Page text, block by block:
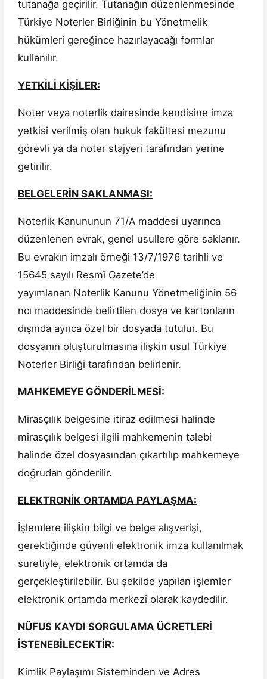
tutanağa geçirilir. Tutanağın düzenlenmesinde
Türkiye Noterler Birliğinin bu Yönetmelik
hükümleri gereğince hazırlayacağı formlar
kullanılır.
YETKİLİ KİŞİLER:
Noter veya noterlik dairesinde kendisine imza
yetkisi verilmiş olan hukuk fakültesi mezunu
görevli ya da noter stajyeri tarafından yerine
getirilir.
BELGELERİN SAKLANMASI:
Noterlik Kanununun 71/A maddesi uyarınca
düzenlenen evrak, genel usullere göre saklanır.
Bu evrakın imzalı örneği 13/7/1976 tarihli ve
15645 sayılı Resmî Gazete’de
yayımlanan Noterlik Kanunu Yönetmeliğinin 56
ncı maddesinde belirtilen dosya ve kartonların
dışında ayrıca özel bir dosyada tutulur. Bu
dosyanın oluşturulmasına ilişkin usul Türkiye
Noterler Birliği tarafından belirlenir.
MAHKEMEYE GÖNDERİLMESİ:
Mirasçılık belgesine itiraz edilmesi halinde
mirasçılık belgesi ilgili mahkemenin talebi
halinde özel dosyasından çıkartılıp mahkemeye
doğrudan gönderilir.
ELEKTRONİK ORTAMDA PAYLAŞMA:
İşlemlere ilişkin bilgi ve belge alışverişi,
gerektiğinde güvenli elektronik imza kullanılmak
suretiyle, elektronik ortamda da
gerçekleştirilebilir. Bu şekilde yapılan işlemler
elektronik ortamda merkezî olarak kaydedilir.
NÜFUS KAYDI SORGULAMA ÜCRETLERİ
İSTENEBİLECEKTİR:
Kimlik Paylaşımı Sisteminden ve Adres